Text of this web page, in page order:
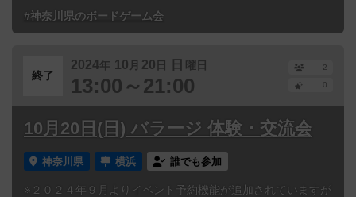
#神奈川県のボードゲーム会
終了
2024年 10 月 20 日 日 曜日
13:00～21:00
2
0
10月20日(日) バラージ 体験・交流会
神奈川県 横浜 誰でも参加
※２０２４年９月よりイベント予約機能が追加されていますが